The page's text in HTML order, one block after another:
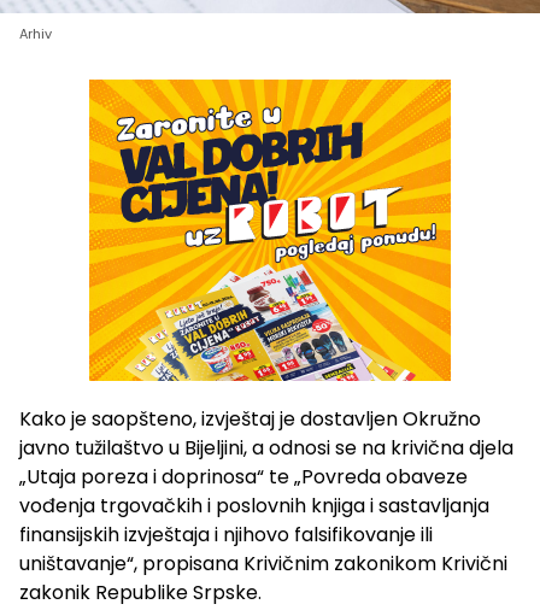
Arhiv
Kako je saopšteno, izvještaj je dostavljen Okružno
javno tužilaštvo u Bijeljini, a odnosi se na krivična djela
„Utaja poreza i doprinosa“ te „Povreda obaveze
vođenja trgovačkih i poslovnih knjiga i sastavljanja
finansijskih izvještaja i njihovo falsifikovanje ili
uništavanje“, propisana Krivičnim zakonikom Krivični
zakonik Republike Srpske.